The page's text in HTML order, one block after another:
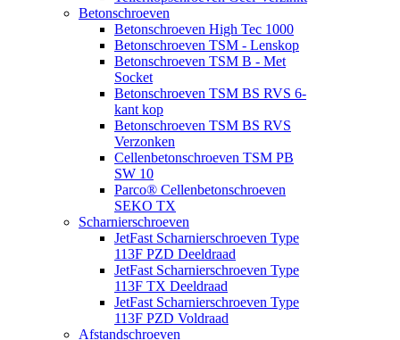
Betonschroeven
Betonschroeven High Tec 1000
Betonschroeven TSM - Lenskop
Betonschroeven TSM B - Met
Socket
Betonschroeven TSM BS RVS 6-
kant kop
Betonschroeven TSM BS RVS
Verzonken
Cellenbetonschroeven TSM PB
SW 10
Parco® Cellenbetonschroeven
SEKO TX
Scharnierschroeven
JetFast Scharnierschroeven Type
113F PZD Deeldraad
JetFast Scharnierschroeven Type
113F TX Deeldraad
JetFast Scharnierschroeven Type
113F PZD Voldraad
Afstandschroeven